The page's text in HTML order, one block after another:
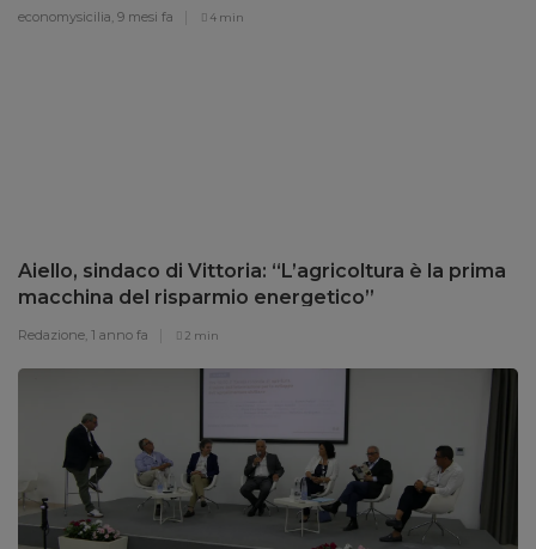
economysicilia, 9 mesi fa 4 min
Aiello, sindaco di Vittoria: “L’agricoltura è la prima
macchina del risparmio energetico”
Redazione, 1 anno fa 2 min